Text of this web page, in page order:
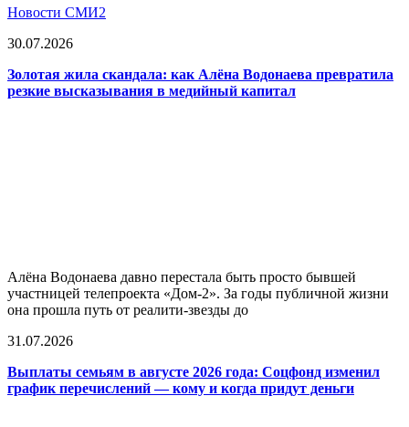
Новости СМИ2
30.07.2026
Золотая жила скандала: как Алёна Водонаева превратила
резкие высказывания в медийный капитал
Алёна Водонаева давно перестала быть просто бывшей
участницей телепроекта «Дом-2». За годы публичной жизни
она прошла путь от реалити-звезды до
31.07.2026
Выплаты семьям в августе 2026 года: Соцфонд изменил
график перечислений — кому и когда придут деньги